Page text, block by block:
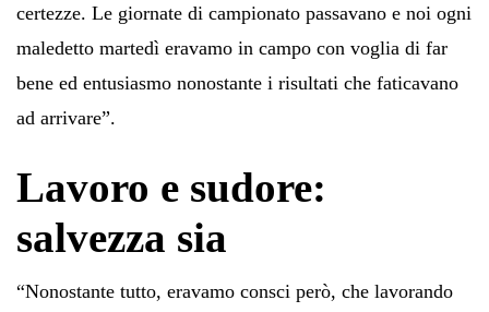
certezze. Le giornate di campionato passavano e noi ogni
maledetto martedì eravamo in campo con voglia di far
bene ed entusiasmo nonostante i risultati che faticavano
ad arrivare”.
Lavoro e sudore:
salvezza sia
“Nonostante tutto, eravamo consci però, che lavorando